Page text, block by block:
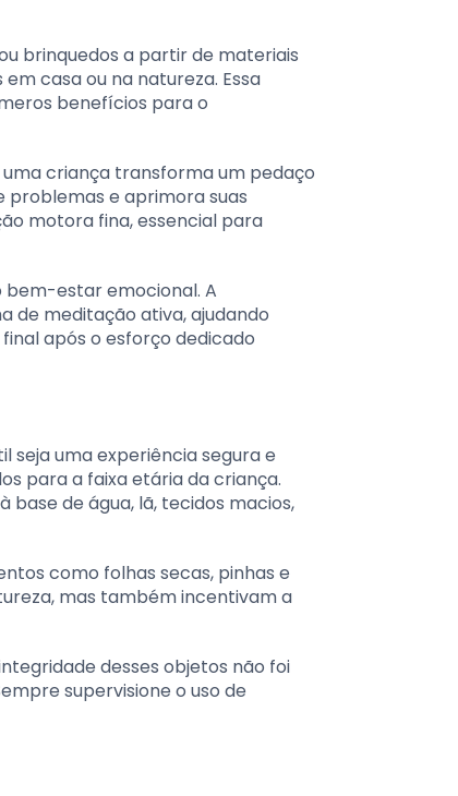
brinquedos a partir de materiais
casa ou na natureza. Essa
benefícios para o
criança transforma um pedaço
problemas e aprimora suas
motora fina, essencial para
estar emocional. A
de meditação ativa, ajudando
após o esforço dedicado
uma experiência segura e
para a faixa etária da criança.
de água, lã, tecidos macios,
como folhas secas, pinhas e
mas também incentivam a
desses objetos não foi
supervisione o uso de